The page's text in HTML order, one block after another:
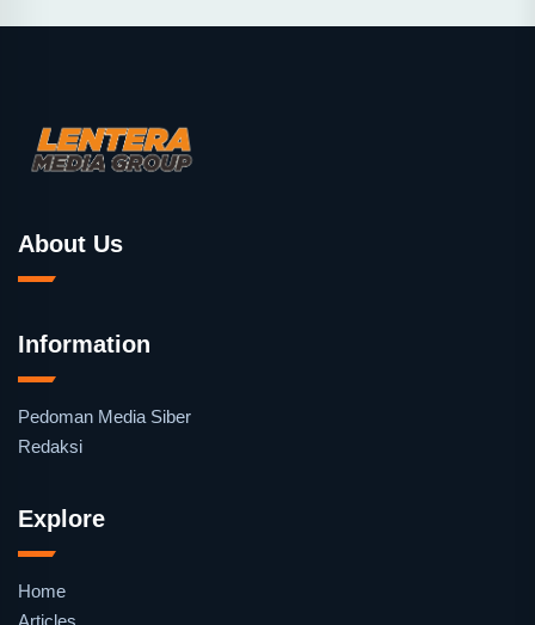
About Us
Information
Pedoman Media Siber
Redaksi
Explore
Home
Articles